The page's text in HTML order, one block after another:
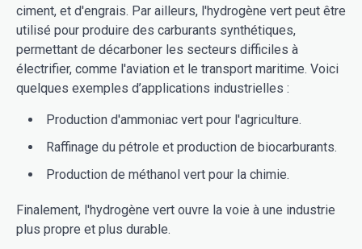
ciment, et d'engrais. Par ailleurs, l'hydrogène vert peut être
utilisé pour produire des carburants synthétiques,
permettant de décarboner les secteurs difficiles à
électrifier, comme l'aviation et le transport maritime. Voici
quelques exemples d’applications industrielles :
Production d'ammoniac vert pour l'agriculture.
Raffinage du pétrole et production de biocarburants.
Production de méthanol vert pour la chimie.
Finalement, l'hydrogène vert ouvre la voie à une industrie
plus propre et plus durable.